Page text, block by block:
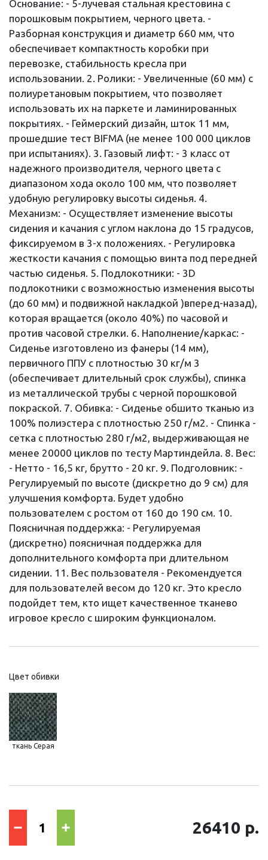
Основание: - 5-лучевая стальная крестовина с
порошковым покрытием, черного цвета. -
Разборная конструкция и диаметр 660 мм, что
обеспечивает компактность коробки при
перевозке, стабильность кресла при
использовании. 2. Ролики: - Увеличенные (60 мм) с
полиуретановым покрытием, что позволяет
использовать их на паркете и ламинированных
покрытиях. - Геймерский дизайн, шток 11 мм,
прошедшие тест BIFMA (не менее 100 000 циклов
при испытаниях). 3. Газовый лифт: - 3 класс от
надежного производителя, черного цвета с
диапазоном хода около 100 мм, что позволяет
удобную регулировку высоты сиденья. 4.
Механизм: - Осуществляет изменение высоты
сидения и качания с углом наклона до 15 градусов,
фиксируемом в 3-х положениях. - Регулировка
жесткости качания с помощью винта под передней
частью сиденья. 5. Подлокотники: - 3D
подлокотники с возможностью изменения высоты
(до 60 мм) и подвижной накладкой )вперед-назад),
которая вращается (около 40%) по часовой и
против часовой стрелки. 6. Наполнение/каркас: -
Сиденье изготовлено из фанеры (14 мм),
первичного ППУ с плотностью 30 кг/м 3
(обеспечивает длительный срок службы), спинка
из металлической трубы с черной порошковой
покраской. 7. Обивка: - Сиденье обшито тканью из
100% полиэстера с плотностью 250 г/м2. - Спинка -
сетка с плотностью 280 г/м2, выдерживающая не
менее 20000 циклов по тесту Мартиндейла. 8. Вес:
- Нетто - 16,5 кг, брутто - 20 кг. 9. Подголовник: -
Регулируемый по высоте (дискретно до 9 см) для
улучшения комфорта. Будет удобно
пользователем с ростом от 160 до 190 см. 10.
Поясничная поддержка: - Регулируемая
(дискретно) поясничная поддержка для
дополнительного комфорта при длительном
сидении. 11. Вес пользователя - Рекомендуется
для пользователей весом до 120 кг. Это кресло
подойдет тем, кто ищет качественное тканево
игровое кресло с широким функционалом.
Цвет обивки
ткань Серая
26410 р.